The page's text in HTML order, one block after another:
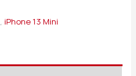
,iPhone 13 Mini